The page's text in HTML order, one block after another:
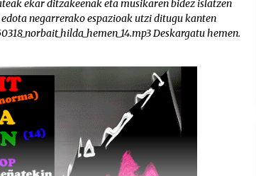
ekar ditzakeenak eta musikaren bidez islatzen
negarrerako espazioak utzi ditugu kanten
Deskargatu hemen.